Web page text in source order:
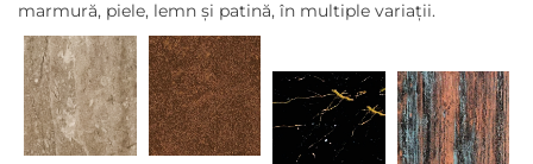
marmură, piele, lemn și patină, în multiple variații.